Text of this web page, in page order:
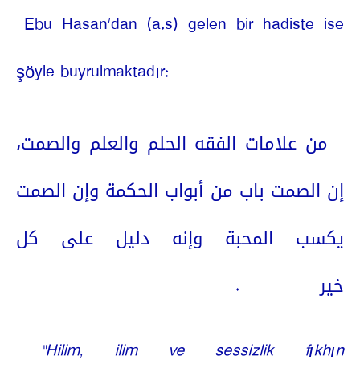
Ebu Hasan’dan (a.s) gelen bir hadiste ise
şöyle buyrulmaktadır:
من علامات الفقه الحلم والعلم والصمت،
إن الصمت باب من أبواب الحكمة وإن الصمت
يكسب المحبة وإنه دليل على كل
خير
.
“Hilim, ilim ve sessizlik fıkhın